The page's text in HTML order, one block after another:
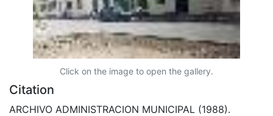
Click on the image to open the gallery.
Citation
ARCHIVO ADMINISTRACION MUNICIPAL (1988).